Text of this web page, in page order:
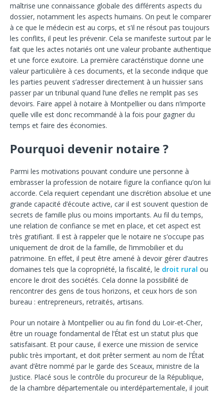
maîtrise une connaissance globale des différents aspects du
dossier, notamment les aspects humains. On peut le comparer
à ce que le médecin est au corps, et s’il ne résout pas toujours
les conflits, il peut les prévenir. Cela se manifeste surtout par le
fait que les actes notariés ont une valeur probante authentique
et une force exutoire. La première caractéristique donne une
valeur particulière à ces documents, et la seconde indique que
les parties peuvent s’adresser directement à un huissier sans
passer par un tribunal quand l’une d’elles ne remplit pas ses
devoirs. Faire appel à notaire à Montpellier ou dans n’importe
quelle ville est donc recommandé à la fois pour gagner du
temps et faire des économies.
Pourquoi devenir notaire ?
Parmi les motivations pouvant conduire une personne à
embrasser la profession de notaire figure la confiance qu’on lui
accorde. Cela requiert cependant une discrétion absolue et une
grande capacité d’écoute active, car il est souvent question de
secrets de famille plus ou moins importants. Au fil du temps,
une relation de confiance se met en place, et cet aspect est
très gratifiant. Il est à rappeler que le notaire ne s’occupe pas
uniquement de droit de la famille, de l’immobilier et du
patrimoine. En effet, il peut être amené à devoir gérer d’autres
domaines tels que la copropriété, la fiscalité, le droit rural ou
encore le droit des sociétés. Cela donne la possibilité de
rencontrer des gens de tous horizons, et ceux hors de son
bureau : entrepreneurs, retraités, artisans.
Pour un notaire à Montpellier ou au fin fond du Loir-et-Cher,
être un rouage fondamental de l’État est un statut plus que
satisfaisant. Et pour cause, il exerce une mission de service
public très important, et doit prêter serment au nom de l’État
avant d’être nommé par le garde des Sceaux, ministre de la
Justice. Placé sous le contrôle du procureur de la République,
de la chambre départementale ou interdépartementale, il jouit